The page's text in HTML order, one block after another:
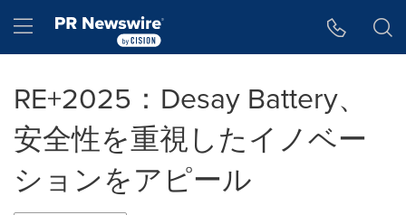
Hamburger menu
RE+2025：Desay Battery、
安全性を重視したイノベー
ションをアピール